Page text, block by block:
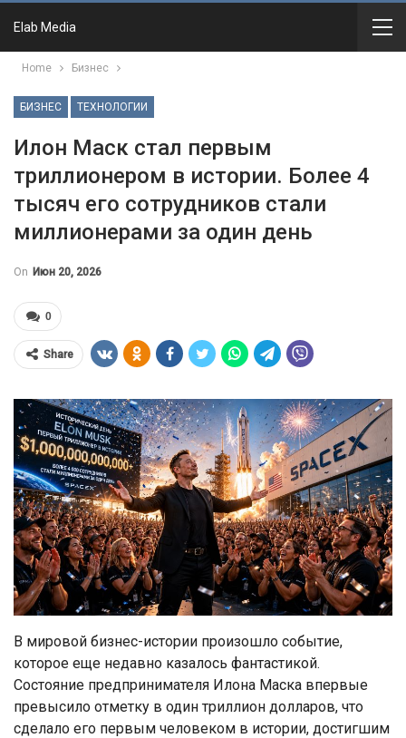
Elab Media
Home Бизнес
БИЗНЕС ТЕХНОЛОГИИ
Илон Маск стал первым
триллионером в истории. Более 4
тысяч его сотрудников стали
миллионерами за один день
On Июн 20, 2026
0
Share
В мировой бизнес-истории произошло событие,
которое еще недавно казалось фантастикой.
Состояние предпринимателя Илона Маска впервые
превысило отметку в один триллион долларов, что
сделало его первым человеком в истории, достигшим